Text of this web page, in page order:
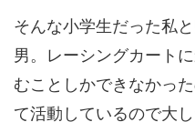
そんな小学生だった私
男。レーシングカート
むことしかできなかっ
て活動しているので大